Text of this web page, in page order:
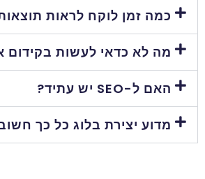
כמה זמן לוקח לראות
מה לא כדאי לעשות בקידום
האם ל-SEO יש עתיד?
מדוע יצירת בלוג כל כך